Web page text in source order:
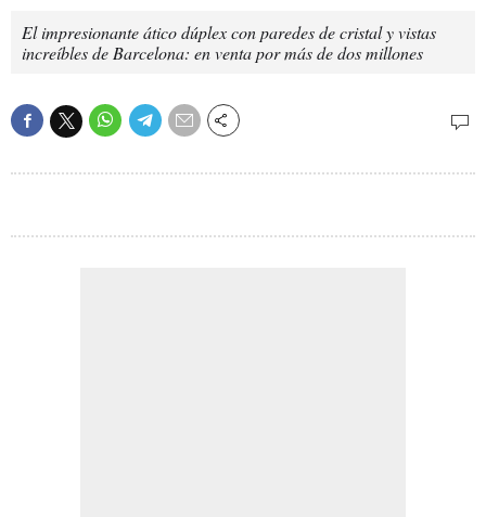
El impresionante ático dúplex con paredes de cristal y vistas
increíbles de Barcelona: en venta por más de dos millones